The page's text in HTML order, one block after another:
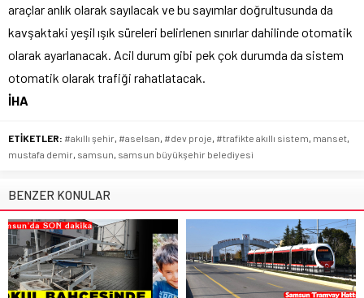
araçlar anlık olarak sayılacak ve bu sayımlar doğrultusunda da
kavşaktaki yeşil ışık süreleri belirlenen sınırlar dahilinde otomatik
olarak ayarlanacak. Acil durum gibi pek çok durumda da sistem
otomatik olarak trafiği rahatlatacak.
İHA
ETİKETLER: #akıllı şehir, #aselsan, #dev proje, #trafikte akıllı sistem, manset,
mustafa demir, samsun, samsun büyükşehir belediyesi
BENZER KONULAR